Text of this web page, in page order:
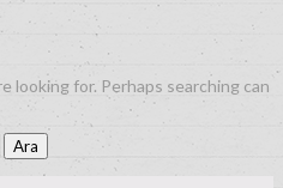
looking for. Perhaps searching can